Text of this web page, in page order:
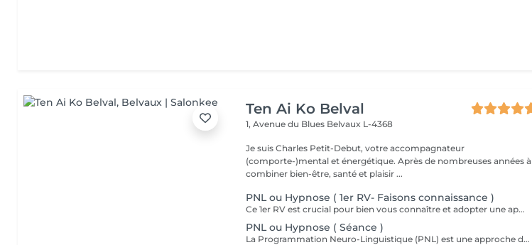
Ten Ai Ko Belval
1, Avenue du Blues Belvaux L-4368
Je suis Charles Petit-Debut, votre accompagnateur
(comporte-)mental et énergétique. Après de nombreuses années à
combiner bien-être, santé et plaisir ...
PNL ou Hypnose ( 1er RV- Faisons connaissance )
Ce 1er RV est crucial pour bien vous connaître et adopter une approche personnalisée et efficace lors des prochaines séances.
PNL ou Hypnose ( Séance )
La Programmation Neuro-Linguistique (PNL) est une approche de communication, de développement personnel et de psychothérapie créée dans les années 1970 par Richard Bandler et John Grinder. Elle repose sur l'idée que la manière dont nous percevons et interprétons le monde influence notre comportement et nos émotions. Les principes clés incluent la modélisation de comportements efficaces, l'établissement de rapports et l'utilisation de techniques spécifiques pour induire des changements positifs dans le domaine de la communication, la gestion du stress, la confiance en soi et le développement de compétences relationnelles. Elle est aussi utilisée dans divers domaines tels que le coaching et le management. L'hypnose est une méthode thérapeutique qui accède à l'inconscient et favorise des changements positifs. Elle se caractérise par une approche douce et respectueuse, utilisant des suggestions indirectes et des métaphores pour contourner les résistances conscientes. Cela permet une adaptation personnalisée à vos besoins, une valorisation de vos ressources internes et une flexibilité dans l'application des techniques visant une réduction du stress et de l'anxiété, une meilleure gestion de la douleur, le traitement des troubles émotionnels et le développement personnel.